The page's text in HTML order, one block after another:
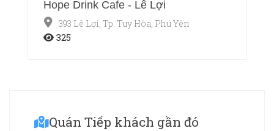
Hope Drink Cafe - Lê Lợi
393 Lê Lợi, Tp. Tuy Hòa, Phú Yên
325
Quán Tiếp khách gần đó